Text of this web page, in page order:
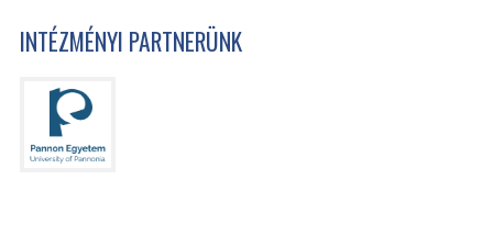
INTÉZMÉNYI PARTNERÜNK